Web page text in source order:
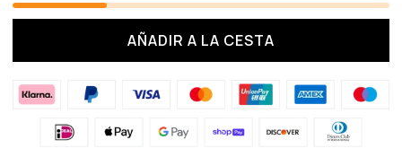
AÑADIR A LA CESTA